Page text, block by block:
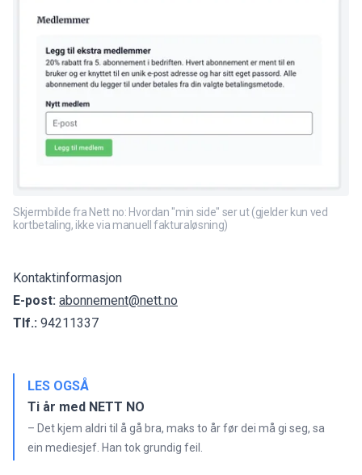
Skjermbilde fra Nett no: Hvordan "min side" ser ut (gjelder kun ved
kortbetaling, ikke via manuell fakturaløsning)
Kontaktinformasjon
E-post: abonnement@nett.no
Tlf.: 94211337
LES OGSÅ
Ti år med NETT NO
– Det kjem aldri til å gå bra, maks to år før dei må gi seg, sa
ein mediesjef. Han tok grundig feil.